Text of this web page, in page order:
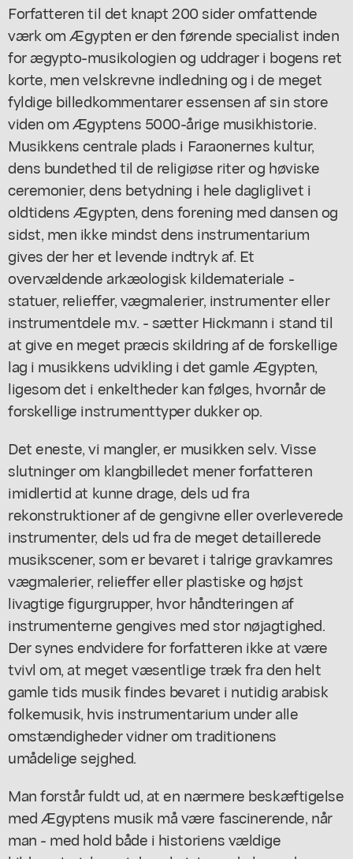
Forfatteren til det knapt 200 sider omfattende
værk om Ægypten er den førende specialist inden
for ægypto-musikologien og uddrager i bogens ret
korte, men velskrevne indledning og i de meget
fyldige billedkommentarer essensen af sin store
viden om Ægyptens 5000-årige musikhistorie.
Musikkens centrale plads i Faraonernes kultur,
dens bundethed til de religiøse riter og høviske
ceremonier, dens betydning i hele dagliglivet i
oldtidens Ægypten, dens forening med dansen og
sidst, men ikke mindst dens instrumentarium
gives der her et levende indtryk af. Et
overvældende arkæologisk kildemateriale -
statuer, relieffer, vægmalerier, instrumenter eller
instrumentdele m.v. - sætter Hickmann i stand til
at give en meget præcis skildring af de forskellige
lag i musikkens udvikling i det gamle Ægypten,
ligesom det i enkeltheder kan følges, hvornår de
forskellige instrumenttyper dukker op.
Det eneste, vi mangler, er musikken selv. Visse
slutninger om klangbilledet mener forfatteren
imidlertid at kunne drage, dels ud fra
rekonstruktioner af de gengivne eller overleverede
instrumenter, dels ud fra de meget detaillerede
musikscener, som er bevaret i talrige gravkamres
vægmalerier, relieffer eller plastiske og højst
livagtige figurgrupper, hvor håndteringen af
instrumenterne gengives med stor nøjagtighed.
Der synes endvidere for forfatteren ikke at være
tvivl om, at meget væsentlige træk fra den helt
gamle tids musik findes bevaret i nutidig arabisk
folkemusik, hvis instrumentarium under alle
omstændigheder vidner om traditionens
umådelige sejghed.
Man forstår fuldt ud, at en nærmere beskæftigelse
med Ægyptens musik må være fascinerende, når
man - med hold både i historiens vældige